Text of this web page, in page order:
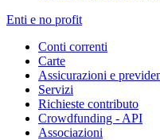
Enti e no profit
Conti correnti
Carte
Assicurazioni e
Servizi
Richieste contributo
Crowdfunding - API
Associazioni